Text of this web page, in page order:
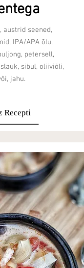
austrid seened,
IPA/APA õlu,
petersell,
sibul, oliiviõli,
jahu.
Recepti